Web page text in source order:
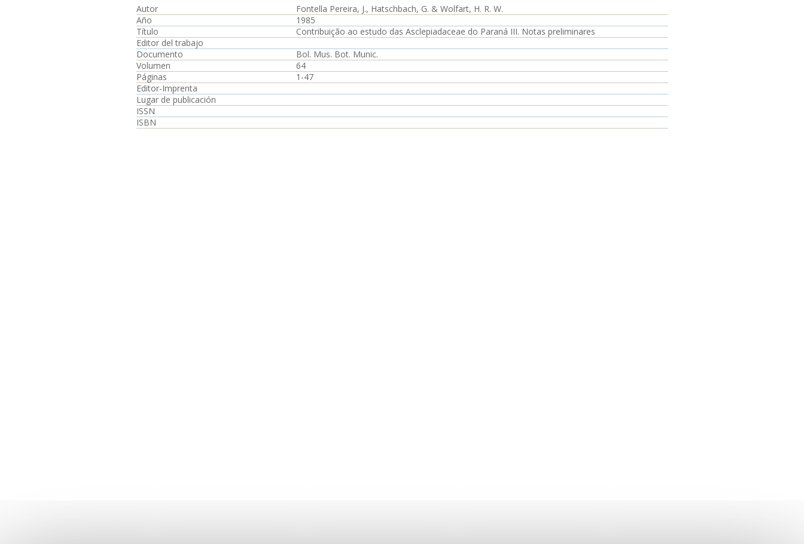
Autor
Fontella Pereira, J., Hatschbach, G. & Wolfart, H. R. W.
Año
1985
Título
Contribuição ao estudo das Asclepiadaceae do Paraná III. Notas preliminares
Editor del trabajo
Documento
Bol. Mus. Bot. Munic.
Volumen
64
Páginas
1-47
Editor-Imprenta
Lugar de publicación
ISSN
ISBN